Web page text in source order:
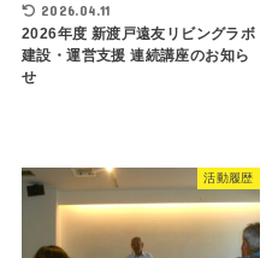
2026.04.11
2026年度 新渡戸遠友リビングラボ
建設・運営支援 連続講座のお知ら
せ
活動履歴